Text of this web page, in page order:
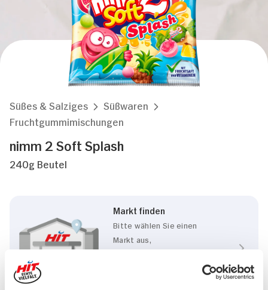
Süßes & Salziges
Süßwaren
Fruchtgummimischungen
nimm 2 Soft Splash
240g Beutel
Markt finden
Bitte wählen Sie einen
Markt aus,